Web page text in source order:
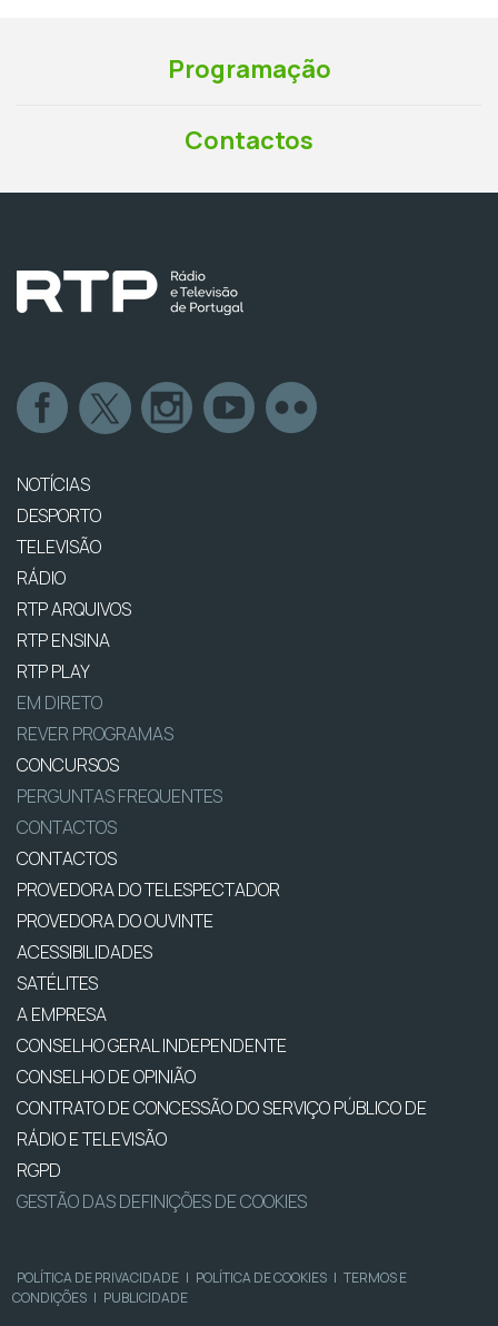
Programação
Contactos
NOTÍCIAS
DESPORTO
TELEVISÃO
RÁDIO
RTP ARQUIVOS
RTP ENSINA
RTP PLAY
EM DIRETO
REVER PROGRAMAS
CONCURSOS
PERGUNTAS FREQUENTES
CONTACTOS
CONTACTOS
PROVEDORA DO TELESPECTADOR
PROVEDORA DO OUVINTE
ACESSIBILIDADES
SATÉLITES
A EMPRESA
CONSELHO GERAL INDEPENDENTE
CONSELHO DE OPINIÃO
CONTRATO DE CONCESSÃO DO SERVIÇO PÚBLICO DE
RÁDIO E TELEVISÃO
RGPD
GESTÃO DAS DEFINIÇÕES DE COOKIES
POLÍTICA DE PRIVACIDADE | POLÍTICA DE COOKIES | TERMOS E
CONDIÇÕES | PUBLICIDADE